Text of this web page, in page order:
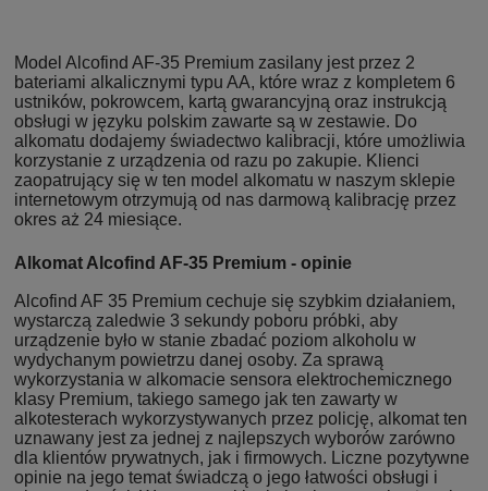
Model Alcofind AF-35 Premium zasilany jest przez 2
bateriami alkalicznymi typu AA, które wraz z kompletem 6
ustników, pokrowcem, kartą gwarancyjną oraz instrukcją
obsługi w języku polskim zawarte są w zestawie. Do
alkomatu dodajemy świadectwo kalibracji, które umożliwia
korzystanie z urządzenia od razu po zakupie. Klienci
zaopatrujący się w ten model alkomatu w naszym sklepie
internetowym otrzymują od nas darmową kalibrację przez
okres aż 24 miesiące.
Alkomat Alcofind AF-35 Premium - opinie
Alcofind AF 35 Premium cechuje się szybkim działaniem,
wystarczą zaledwie 3 sekundy poboru próbki, aby
urządzenie było w stanie zbadać poziom alkoholu w
wydychanym powietrzu danej osoby. Za sprawą
wykorzystania w alkomacie sensora elektrochemicznego
klasy Premium, takiego samego jak ten zawarty w
alkotesterach wykorzystywanych przez policję, alkomat ten
uznawany jest za jednej z najlepszych wyborów zarówno
dla klientów prywatnych, jak i firmowych. Liczne pozytywne
opinie na jego temat świadczą o jego łatwości obsługi i